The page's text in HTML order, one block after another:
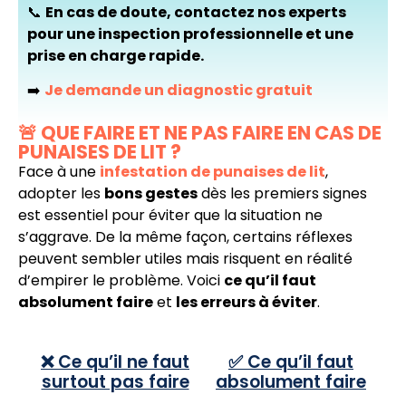
📞 En cas de doute, contactez nos experts
pour une inspection professionnelle et une
prise en charge rapide.
➡️ Je demande un diagnostic gratuit
🚨 QUE FAIRE ET NE PAS FAIRE EN CAS DE
PUNAISES DE LIT ?
Face à une infestation de punaises de lit,
adopter les bons gestesdès les premiers signes
est essentiel pour éviter que la situation ne
s’aggrave. De la même façon, certains réflexes
peuvent sembler utiles mais risquent en réalité
d’empirer le problème. Voici ce qu’il faut
absolument faireet les erreurs à éviter.
❌ Ce qu’il ne faut
surtout pas faire
✅ Ce qu’il faut
absolument faire